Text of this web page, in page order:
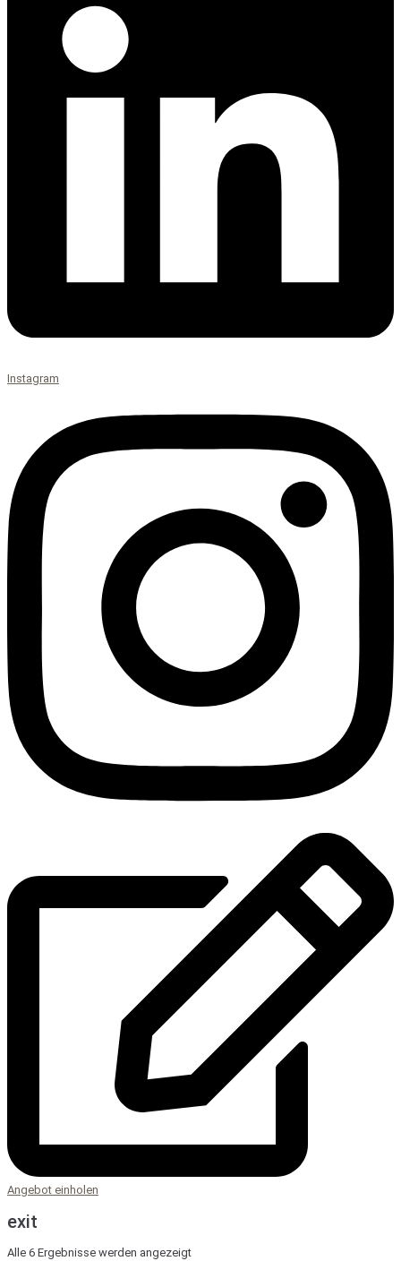
Instagram
Angebot einholen
exit
Alle 6 Ergebnisse werden angezeigtNach